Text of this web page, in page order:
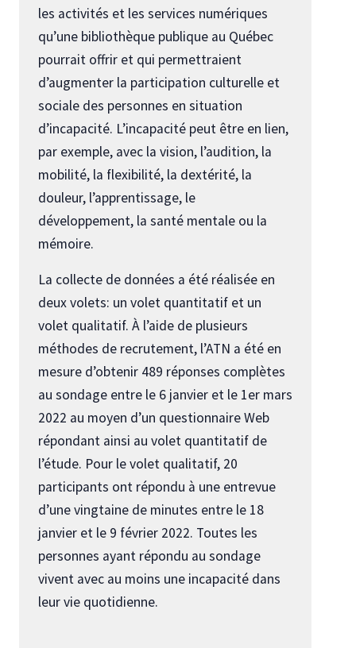
les activités et les services numériques
qu’une bibliothèque publique au Québec
pourrait offrir et qui permettraient
d’augmenter la participation culturelle et
sociale des personnes en situation
d’incapacité. L’incapacité peut être en lien,
par exemple, avec la vision, l’audition, la
mobilité, la flexibilité, la dextérité, la
douleur, l’apprentissage, le
développement, la santé mentale ou la
mémoire.
La collecte de données a été réalisée en
deux volets: un volet quantitatif et un
volet qualitatif. À l’aide de plusieurs
méthodes de recrutement, l’ATN a été en
mesure d’obtenir 489 réponses complètes
au sondage entre le 6 janvier et le 1er mars
2022 au moyen d’un questionnaire Web
répondant ainsi au volet quantitatif de
l’étude. Pour le volet qualitatif, 20
participants ont répondu à une entrevue
d’une vingtaine de minutes entre le 18
janvier et le 9 février 2022. Toutes les
personnes ayant répondu au sondage
vivent avec au moins une incapacité dans
leur vie quotidienne.